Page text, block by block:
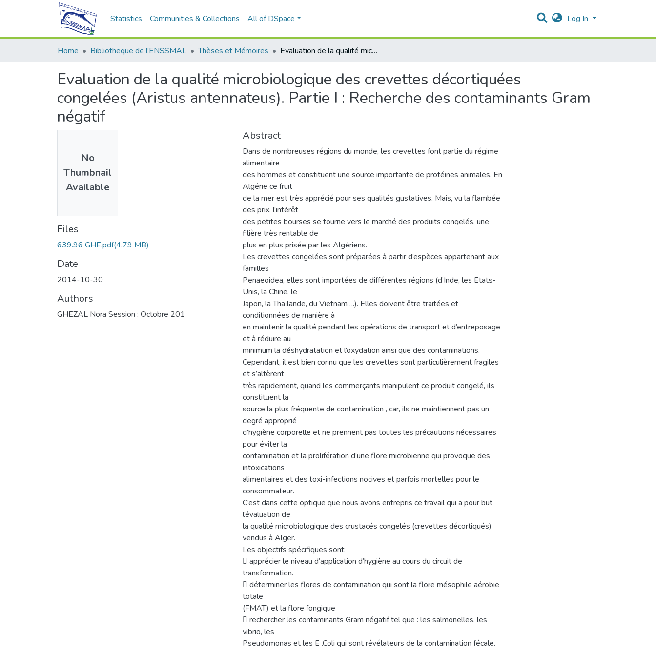
Statistics Communities & Collections All of DSpace Log In
Home Bibliotheque de l’ENSSMAL Thèses et Mémoires Evaluation de la qualité microbiologique des crevettes décortiquées congelées (Aristus antennateus). Partie I : Recherche des contaminants Gram négatif
Evaluation de la qualité microbiologique des crevettes décortiquées
congelées (Aristus antennateus). Partie I : Recherche des contaminants Gram
négatif
No
Thumbnail
Available
Files
639.96 GHE.pdf(4.79 MB)
Date
2014-10-30
Authors
GHEZAL Nora Session : Octobre 201
Abstract
Dans de nombreuses régions du monde, les crevettes font partie du régime
alimentaire
des hommes et constituent une source importante de protéines animales. En
Algérie ce fruit
de la mer est très apprécié pour ses qualités gustatives. Mais, vu la flambée
des prix, l’intérêt
des petites bourses se tourne vers le marché des produits congelés, une
filière très rentable de
plus en plus prisée par les Algériens.
Les crevettes congelées sont préparées à partir d’espèces appartenant aux
familles
Penaeoidea, elles sont importées de différentes régions (d’Inde, les Etats-
Unis, la Chine, le
Japon, la Thaïlande, du Vietnam….). Elles doivent être traitées et
conditionnées de manière à
en maintenir la qualité pendant les opérations de transport et d’entreposage
et à réduire au
minimum la déshydratation et l’oxydation ainsi que des contaminations.
Cependant, il est bien connu que les crevettes sont particulièrement fragiles
et s’altèrent
très rapidement, quand les commerçants manipulent ce produit congelé, ils
constituent la
source la plus fréquente de contamination , car, ils ne maintiennent pas un
degré approprié
d’hygiène corporelle et ne prennent pas toutes les précautions nécessaires
pour éviter la
contamination et la prolifération d’une flore microbienne qui provoque des
intoxications
alimentaires et des toxi-infections nocives et parfois mortelles pour le
consommateur.
C’est dans cette optique que nous avons entrepris ce travail qui a pour but
l’évaluation de
la qualité microbiologique des crustacés congelés (crevettes décortiqués)
vendus à Alger.
Les objectifs spécifiques sont:
 apprécier le niveau d’application d’hygiène au cours du circuit de
transformation.
 déterminer les flores de contamination qui sont la flore mésophile aérobie
totale
(FMAT) et la flore fongique
 rechercher les contaminants Gram négatif tel que : les salmonelles, les
vibrio, les
Pseudomonas et les E .Coli qui sont révélateurs de la contamination fécale.